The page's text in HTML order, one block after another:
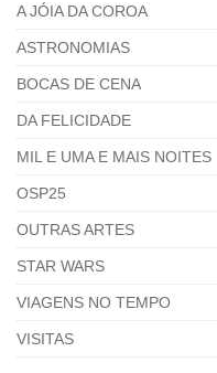
A JÓIA DA COROA
ASTRONOMIAS
BOCAS DE CENA
DA FELICIDADE
MIL E UMA E MAIS NOITES
OSP25
OUTRAS ARTES
STAR WARS
VIAGENS NO TEMPO
VISITAS